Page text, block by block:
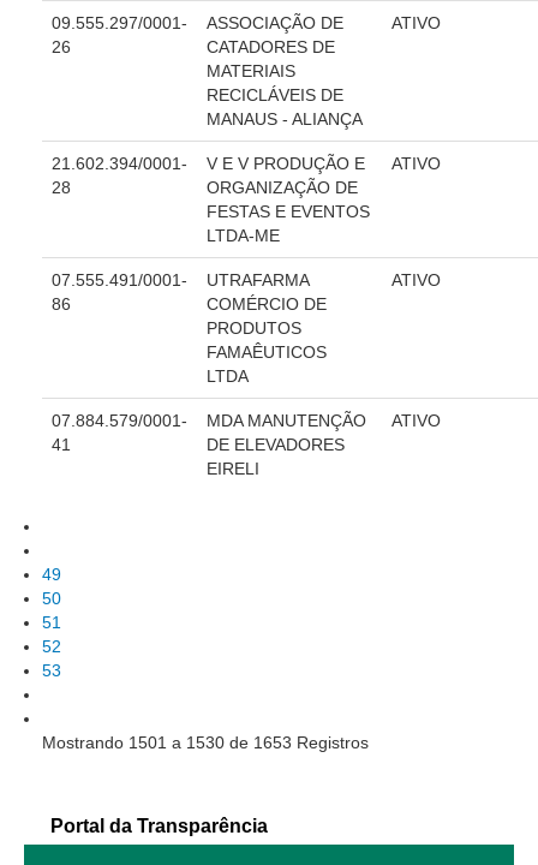
Calendário das Correições
Calendário da Justiça Itinerante
Concursos
Contas abertas em nome dos beneficiários
Diários Eletrônicos
e-Doc
Espaço do Servidor
Guias de recolhimento
Leilão Público
Mapa do site
Plantão Judiciário
Perguntas Frequentes
09.555.297/0001-
26
ASSOCIAÇÃO DE
CATADORES DE
MATERIAIS
RECICLÁVEIS DE
MANAUS - ALIANÇA
ATIVO
21.602.394/0001-
28
V E V PRODUÇÃO E
ORGANIZAÇÃO DE
FESTAS E EVENTOS
LTDA-ME
ATIVO
07.555.491/0001-
86
UTRAFARMA
COMÉRCIO DE
PRODUTOS
FAMAÊUTICOS
LTDA
ATIVO
07.884.579/0001-
41
MDA MANUTENÇÃO
DE ELEVADORES
EIRELI
ATIVO
49
50
51
52
53
Mostrando 1501 a 1530 de 1653 Registros
Portal da Transparência